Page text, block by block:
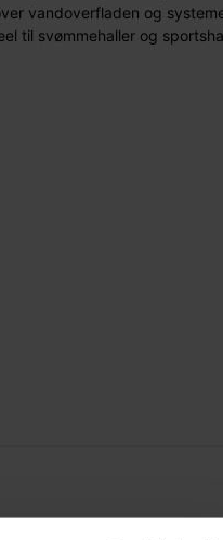
vandoverfladen og
til svømmehaller og